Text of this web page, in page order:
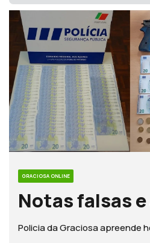
GRACIOSA ONLINE
Notas falsas
Policia da Graciosa apreende